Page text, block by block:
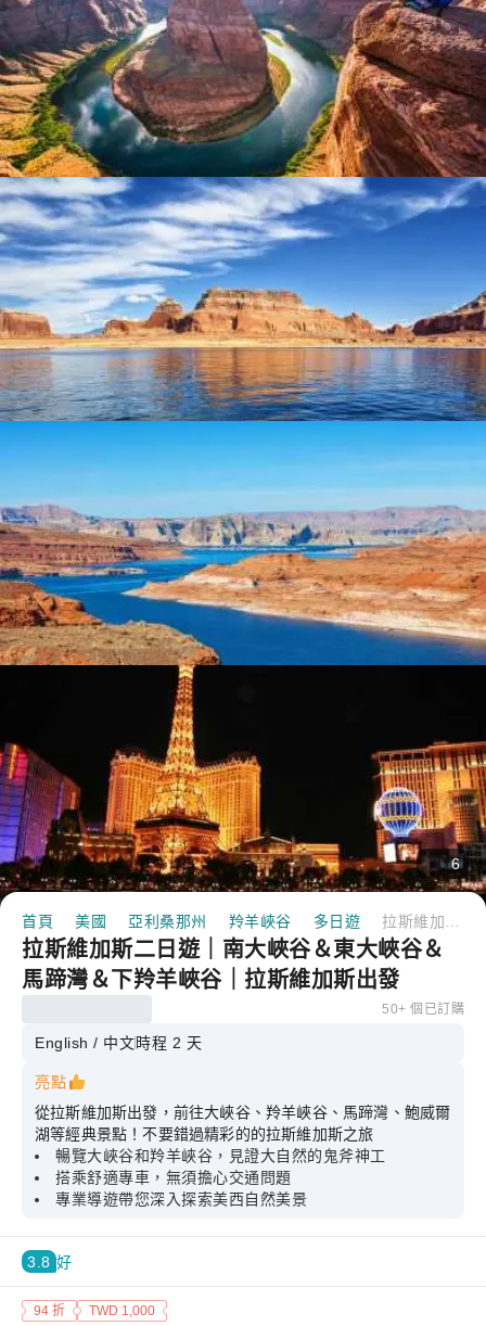
6
首頁 美國 亞利桑那州 羚羊峽谷 多日遊
拉斯維加斯二日遊｜南大峽谷＆東大峽谷＆
馬蹄灣＆下羚羊峽谷｜拉斯維加斯出發
50+ 個已訂購
English / 中文時程 2 天
亮點
從拉斯維加斯出發，前往大峽谷、羚羊峽谷、馬蹄灣、鮑威爾
湖等經典景點！不要錯過精彩的的拉斯維加斯之旅
暢覽大峽谷和羚羊峽谷，見證大自然的鬼斧神工
搭乘舒適專車，無須擔心交通問題
專業導遊帶您深入探索美西自然美景
3.8 好
94 折 TWD 1,000